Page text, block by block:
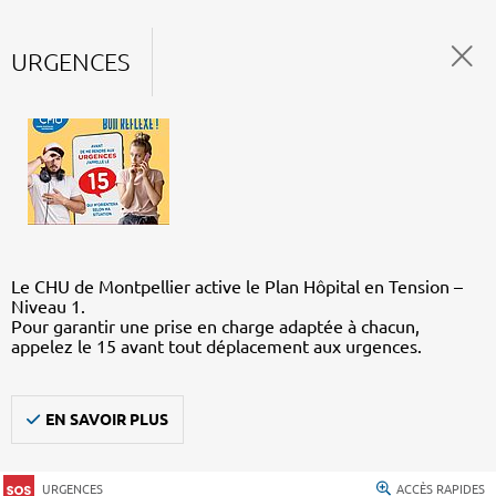
URGENCES
Le CHU de Montpellier active le Plan Hôpital en Tension –
Niveau 1.
Pour garantir une prise en charge adaptée à chacun,
appelez le 15 avant tout déplacement aux urgences.
EN SAVOIR PLUS
URGENCES ACCÈS RAPIDES